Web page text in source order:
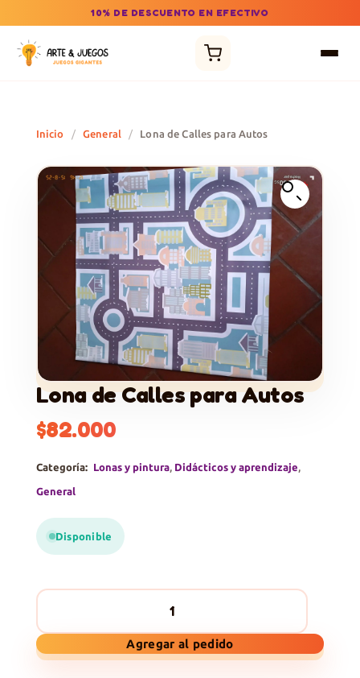
10% DE DESCUENTO EN EFECTIVO
Inicio / General / Lona de Calles para Autos
Lona de Calles para Autos
$82.000
Categoría: Lonas y pintura, Didácticos y aprendizaje
General
Disponible
de
Agregar al pedido